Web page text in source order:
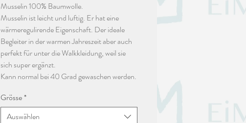
Musselin 100% Baumwolle.
Musselin ist leicht und luftig. Er hat eine
wärmeregulirende Eigenschaft. Der ideale
Begleiter in der warmen Jahreszeit aber auch
perfekt für unter die Walkkleidung, weil sie
sich super ergänzt.
Kann normal bei 40 Grad gewaschen werden.
Grösse*
Auswählen